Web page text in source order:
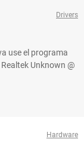
Drivers
use el programa
Unknown @
Hardware